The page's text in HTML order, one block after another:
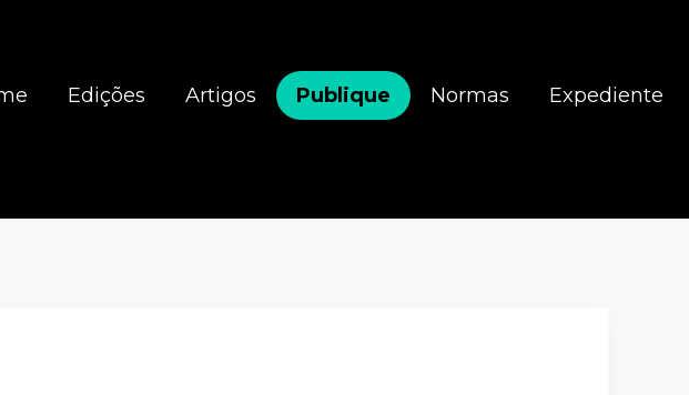
Edições Artigos Publique Normas Expediente